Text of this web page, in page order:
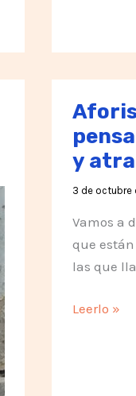
y
3 de octubre
Vamos a
que
las que
Aforismos,
Leerlo »